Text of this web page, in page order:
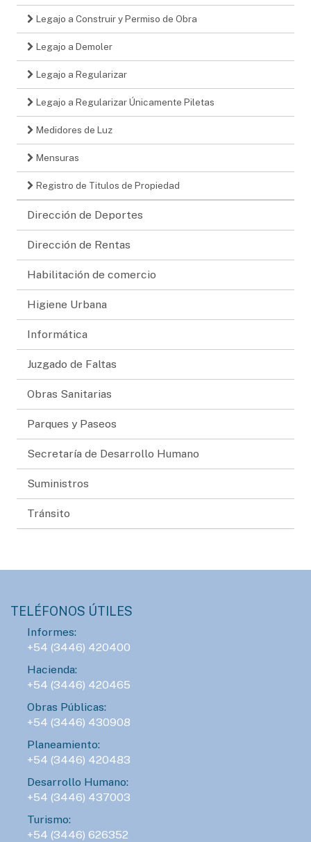
Legajo a Construir y Permiso de Obra
Legajo a Demoler
Legajo a Regularizar
Legajo a Regularizar Únicamente Piletas
Medidores de Luz
Mensuras
Registro de Titulos de Propiedad
Dirección de Deportes
Dirección de Rentas
Habilitación de comercio
Higiene Urbana
Informática
Juzgado de Faltas
Obras Sanitarias
Parques y Paseos
Secretaría de Desarrollo Humano
Suministros
Tránsito
TELÉFONOS ÚTILES
Informes:
+54 (3446) 420400
Hacienda:
+54 (3446) 420465
Obras Públicas:
+54 (3446) 430908
Planeamiento:
+54 (3446) 420483
Desarrollo Humano:
+54 (3446) 437003
Turismo:
+54 (3446) 626352